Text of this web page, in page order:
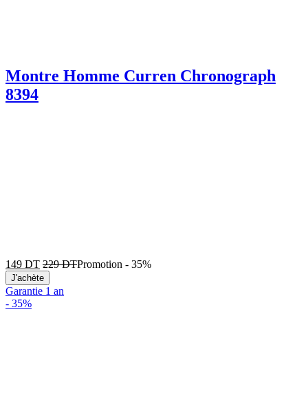
Montre Homme Curren Chronograph
8394
149 DT 229DTPromotion - 35%
J'achète
Garantie 1 an
- 35%